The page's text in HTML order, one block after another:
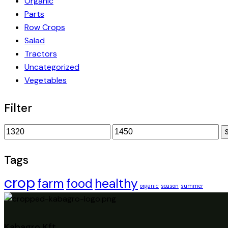
Parts
Row Crops
Salad
Tractors
Uncategorized
Vegetables
Filter
Min
ár
Max
ár
Tags
cropfarmfood healthy organic season summer